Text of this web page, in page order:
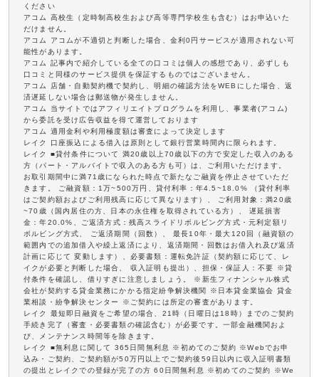
ください
アコム 高校生（定時制高校生および高等専門学校生も含む）はお申込いた
だけません。
アコム アコムが不適切と判断した場合、金利0円サービスが適用されない可
能性があります。
アコム 記事内で紹介している全ての口コミは個人の感想であり、必ずしも
口コミと同様のサービス提供を保証するものではございません。
アコム 店舗・自動契約機で契約し、明細の確認方法をWEBにした場合、返
済遅延しない場合は郵送物が発生しません。
アコム 当サイトではアフィリエイトプログラムを利用し、事業者(アコム)
から委託を受け広告収益を得て運営しております
アコム 適用金利や利用極度額は審査によって決定します
レイク 口座振込による借入は原則として銀行営業時間内に限られます。
レイク ■貸付条件について 満20歳以上70歳以下の方で安定した収入のある
方（パート・アルバイトで収入のある方も可）は、ご利用いただけます。
お取引期間中に満71歳になられた時点で新たなご融資を停止させていただ
きます。 ご融資額：1万~500万円、貸付利率：年4.5~18.0% （貸付利率
はご契約額およびご利用残高に応じて異なります）、 ご利用対象：満20歳
~70歳（国内居住の方、日本の永住権を取得されている方）、 遅延損害
金：年20.0%、ご返済方式：残高スライドリボルビング方式・元利定額リ
ボルビング方式、 ご返済期間（回数）、 最長10年・最大120回（融資額の
範囲内での追加借入や繰上返済により、返済期間・回数はお借入れ及び返済
計画に応じて 変動します）、必要書類：運転免許証（契約額に応じて、レ
イクが必要と判断した場合、 収入証明も提出）、担保・保証人：不要 ※貸
付条件を確認し、借りすぎに注意しましょう。 ※新生フィナンシャル株式
会社が契約する貸金業務にかかる指定紛争解決機関 ※日本貸金業協会 貸金
業相談・紛争解決センター ※ご契約には所定の審査があります。
レイク 最短即日融資をご希望の場合、21時（日曜日は18時）までのご契約
手続き完了（審査・必要書類の確認含む）が必要です。一部金融機関およ
び、メンテナンス時間等を除きます。
レイク ■無利息に関して 365日間無利息 ※初めてのご契約 ※Webでお申
込み・ご契約、ご契約額が50万円以上でご契約後59日以内に収入証明書類
の提出とレイクでの登録が完了の方 60日間無利息 ※初めてのご契約 ※We